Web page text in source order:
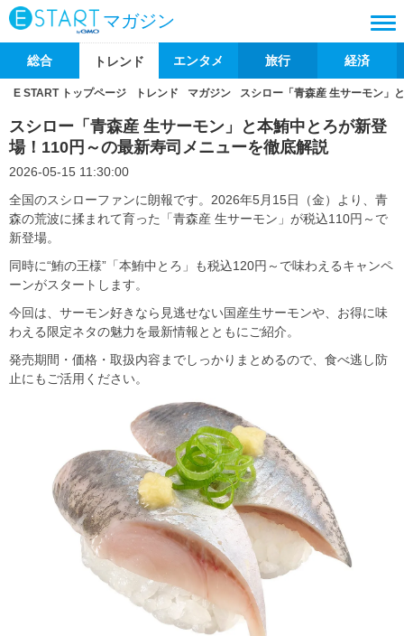
マガジン
総合 トレンド エンタメ 旅行 経済
E START トップページ トレンド マガジン スシロー「青森産 生サーモン」
スシロー「青森産 生サーモン」と本鮪中とろが新登
場！110円～の最新寿司メニューを徹底解説
2026-05-15 11:30:00
全国のスシローファンに朗報です。2026年5月15日（金）より、青
森の荒波に揉まれて育った「青森産 生サーモン」が税込110円～で
新登場。
同時に“鮪の王様”「本鮪中とろ」も税込120円～で味わえるキャンペ
ーンがスタートします。
今回は、サーモン好きなら見逃せない国産生サーモンや、お得に味
わえる限定ネタの魅力を最新情報とともにご紹介。
発売期間・価格・取扱内容までしっかりまとめるので、食べ逃し防
止にもご活用ください。